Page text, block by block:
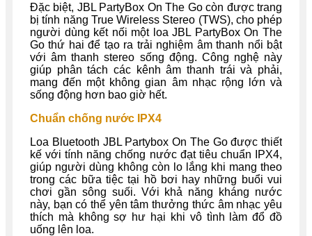
Đặc biệt, JBL PartyBox On The Go còn được trang
bị tính năng True Wireless Stereo (TWS), cho phép
người dùng kết nối một loa JBL PartyBox On The
Go thứ hai để tạo ra trải nghiệm âm thanh nổi bật
với âm thanh stereo sống động. Công nghệ này
giúp phân tách các kênh âm thanh trái và phải,
mang đến một không gian âm nhạc rộng lớn và
sống động hơn bao giờ hết.
Chuẩn chống nước IPX4
Loa Bluetooth JBL Partybox On The Go được thiết
kế với tính năng chống nước đạt tiêu chuẩn IPX4,
giúp người dùng không còn lo lắng khi mang theo
trong các bữa tiệc tại hồ bơi hay những buổi vui
chơi gần sông suối. Với khả năng kháng nước
này, bạn có thể yên tâm thưởng thức âm nhạc yêu
thích mà không sợ hư hại khi vô tình làm đổ đồ
uống lên loa.